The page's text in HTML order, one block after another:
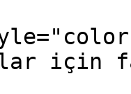
için